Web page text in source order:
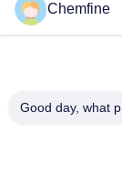
Schnelle
Adresse
Chemfine
Good day, what